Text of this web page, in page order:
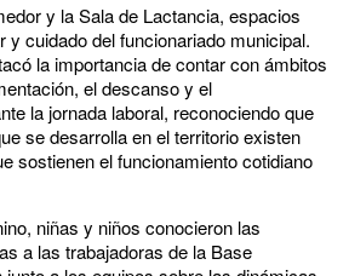
y la Sala de Lactancia, espacios
y cuidado del funcionariado municipal.
la importancia de contar con ámbitos
el descanso y el
la jornada laboral, reconociendo que
se desarrolla en el territorio existen
sostienen el funcionamiento cotidiano
niñas y niños conocieron las
a las trabajadoras de la Base